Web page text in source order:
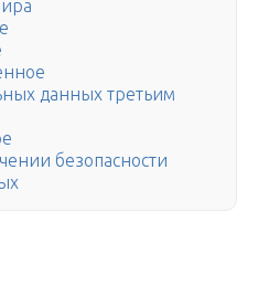
данных третьим
безопасности